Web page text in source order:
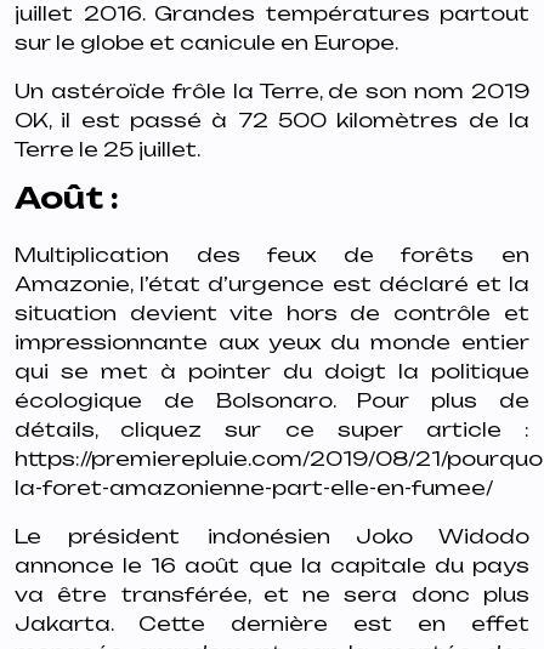
juillet 2016. Grandes températures partout
sur le globe et canicule en Europe.
Un astéroïde frôle la Terre, de son nom 2019
OK, il est passé à 72 500 kilomètres de la
Terre le 25 juillet.
Août :
Multiplication des feux de forêts en
Amazonie, l’état d’urgence est déclaré et la
situation devient vite hors de contrôle et
impressionnante aux yeux du monde entier
qui se met à pointer du doigt la politique
écologique de Bolsonaro. Pour plus de
détails, cliquez sur ce super article :
https://premierepluie.com/2019/08/21/
la-foret-amazonienne-part-elle-en-fumee/
Le président indonésien Joko Widodo
annonce le 16 août que la capitale du pays
va être transférée, et ne sera donc plus
Jakarta. Cette dernière est en effet